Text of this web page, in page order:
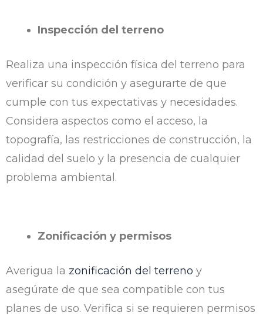
Inspección del terreno
Realiza una inspección física del terreno para
verificar su condición y asegurarte de que
cumple con tus expectativas y necesidades.
Considera aspectos como el acceso, la
topografía, las restricciones de construcción, la
calidad del suelo y la presencia de cualquier
problema ambiental.
Zonificación y permisos
Averigua la zonificación del terreno y
asegúrate de que sea compatible con tus
planes de uso. Verifica si se requieren permisos